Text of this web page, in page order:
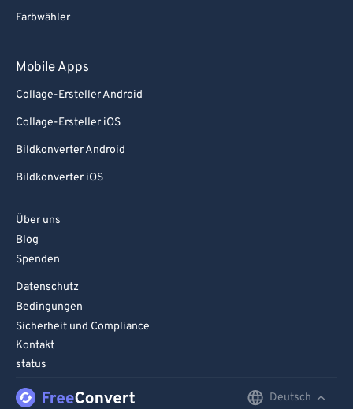
Farbwähler
Mobile Apps
Collage-Ersteller Android
Collage-Ersteller iOS
Bildkonverter Android
Bildkonverter iOS
Über uns
Blog
Spenden
Datenschutz
Bedingungen
Sicherheit und Compliance
Kontakt
status
Deutsch